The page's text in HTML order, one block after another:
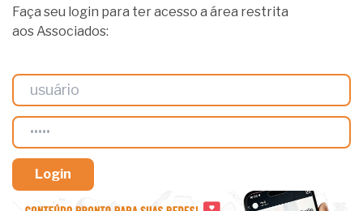
Faça seu login para ter acesso a área restrita
aos Associados: